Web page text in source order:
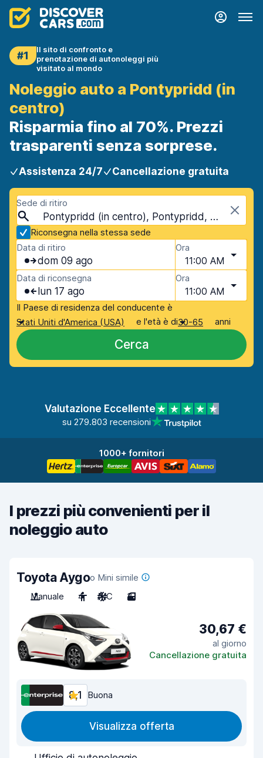
#1
Il sito di confronto e
prenotazione di autonoleggi più
visitato al mondo
Noleggio auto a Pontypridd (in
centro)
Risparmia fino al 70%. Prezzi
trasparenti senza sorprese.
Assistenza 24/7 Cancellazione gratuita
Sede di ritiro
Pontypridd (in centro), Pontypridd, Regno Unito
Riconsegna nella stessa sede
Data di ritiro
dom 09 ago
Ora
11:00 AM
Data di riconsegna
lun 17 ago
Ora
11:00 AM
Il Paese di residenza del conducente è
Stati Uniti d'America (USA)
e l'età è di30-65 anni
Cerca
Valutazione Eccellente
su 279.803 recensioni
1000+ fornitori
I prezzi più convenienti per il
noleggio auto
Toyota Aygoo Mini simile
Manuale
4 A/C 3
30,67 €
al giorno
Cancellazione gratuita
8,1 Buona
Visualizza offerta